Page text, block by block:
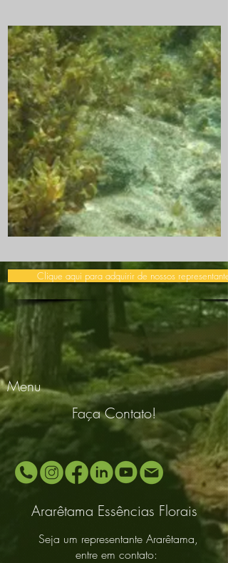
Clique aqui para adquirir de nossos
Menu
Faça Contato!
Ararêtama Essências Florais
Seja um representante Ararêtama,
entre em contato: